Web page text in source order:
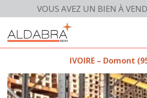
VOUS AVEZ UN BIEN À
IVOIRE – Domont